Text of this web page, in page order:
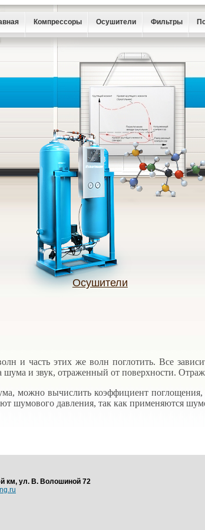
Компрессоры Осушители Фильтры
Осушители
и часть этих же волн поглотить. Все
шума и звук, отраженный от поверхности.
можно вычислить коэффициент
шумового давления, так как применяются
км, ул. В. Волошиной 72